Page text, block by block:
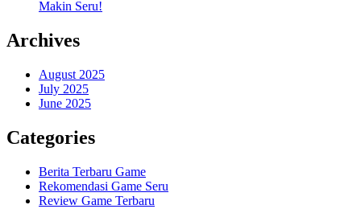
Makin Seru!
Archives
August 2025
July 2025
June 2025
Categories
Berita Terbaru Game
Rekomendasi Game Seru
Review Game Terbaru